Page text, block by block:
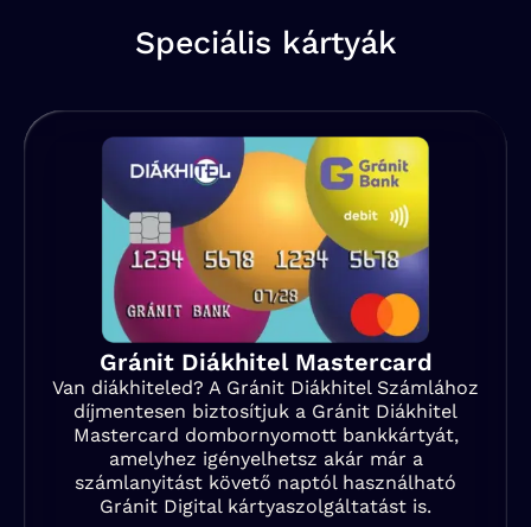
Speciális kártyák
Gránit Diákhitel Mastercard
Van diákhiteled? A Gránit Diákhitel Számlához
díjmentesen biztosítjuk a Gránit Diákhitel
Mastercard dombornyomott bankkártyát,
amelyhez igényelhetsz akár már a
számlanyitást követő naptól használható
Gránit Digital kártyaszolgáltatást is.